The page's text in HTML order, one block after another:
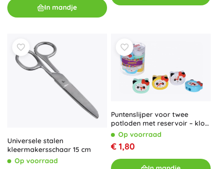
In mandje
Universele stalen
kleermakersschaar 15 cm
Op voorraad
Puntenslijper voor twee
potloden met reservoir – klok
Panda
Op voorraad
€ 1,80